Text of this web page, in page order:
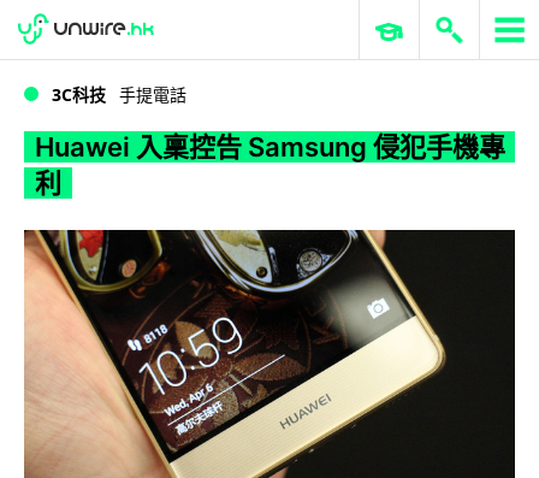
Huawei 入稟控告 Samsung 侵犯手機專利
WWDC 2026 ERP 與商業 AI
3C科技 手提電話
Huawei 入稟控告 Samsung 侵犯手機專
利